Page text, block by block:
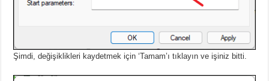
Şimdi, değişiklikleri kaydetmek için ‘Tamam’ı tıklayın ve işiniz bitti.